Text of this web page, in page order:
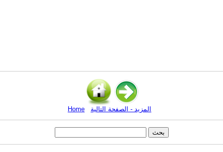
Home المزيد - الصفحة التالية